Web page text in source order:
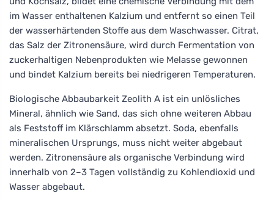
im Wasser enthaltenen Kalzium und entfernt so einen Teil
der wasserhärtenden Stoffe aus dem Waschwasser. Citrat,
das Salz der Zitronensäure, wird durch Fermentation von
zuckerhaltigen Nebenprodukten wie Melasse gewonnen
und bindet Kalzium bereits bei niedrigeren Temperaturen.
Biologische Abbaubarkeit Zeolith A ist ein unlösliches
Mineral, ähnlich wie Sand, das sich ohne weiteren Abbau
als Feststoff im Klärschlamm absetzt. Soda, ebenfalls
mineralischen Ursprungs, muss nicht weiter abgebaut
werden. Zitronensäure als organische Verbindung wird
innerhalb von 2–3 Tagen vollständig zu Kohlendioxid und
Wasser abgebaut.